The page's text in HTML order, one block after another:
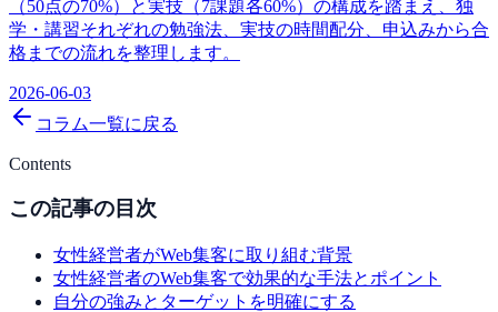
（50点の70%）と実技（7課題各60%）の構成を踏まえ、独
学・講習それぞれの勉強法、実技の時間配分、申込みから合
格までの流れを整理します。
2026-06-03
コラム一覧に戻る
Contents
この記事の目次
女性経営者がWeb集客に取り組む背景
女性経営者のWeb集客で効果的な手法とポイント
自分の強みとターゲットを明確にする